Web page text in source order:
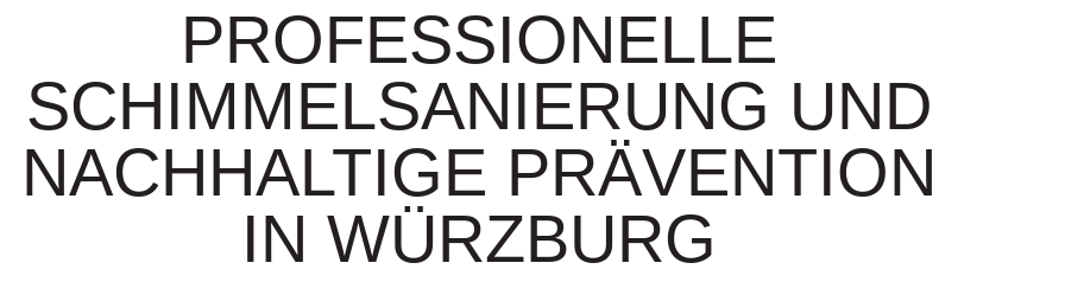
PROFESSIONELLE
SCHIMMELSANIERUNG UND
NACHHALTIGE PRÄVENTION
IN WÜRZBURG